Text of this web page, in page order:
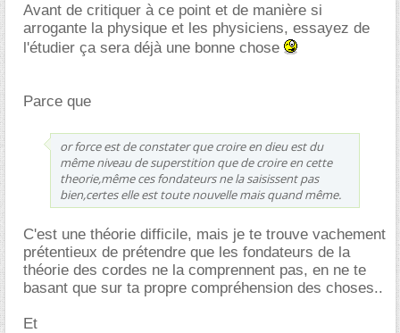
Avant de critiquer à ce point et de manière si
arrogante la physique et les physiciens, essayez de
l'étudier ça sera déjà une bonne chose
Parce que
or force est de constater que croire en dieu est du
même niveau de superstition que de croire en cette
theorie,même ces fondateurs ne la saisissent pas
bien,certes elle est toute nouvelle mais quand même.
C'est une théorie difficile, mais je te trouve vachement
prétentieux de prétendre que les fondateurs de la
théorie des cordes ne la comprennent pas, en ne te
basant que sur ta propre compréhension des choses..
Et